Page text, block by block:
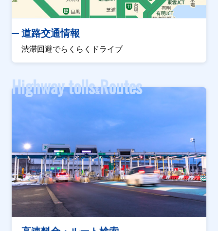
道路交通情報
渋滞回避でらくらくドライブ
Highway tolls&Routes